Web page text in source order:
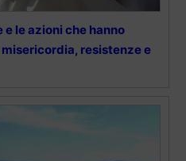
e le azioni che hanno
resistenze e